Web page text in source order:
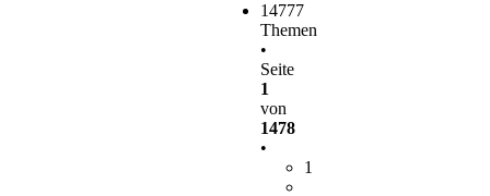
14777
Themen
•
Seite
1
von
1478
•
1